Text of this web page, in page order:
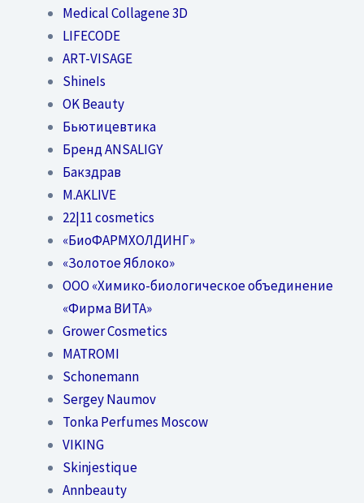
Medical Collagene 3D
LIFECODE
ART-VISAGE
ShineIs
OK Beauty
Бьютицевтика
Бренд ANSALIGY
Бакздрав
M.AKLIVE
22|11 cosmetics
«БиоФАРМХОЛДИНГ»
«Золотое Яблоко»
OOO «Химико-биологическое объединение
«Фирма ВИТА»
Grower Cosmetics
MATROMI
Schonemann
Sergey Naumov
Tonka Perfumes Moscow
VIKING
Skinjestique
Annbeauty